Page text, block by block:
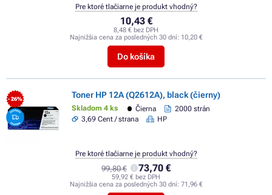
10,43 €
8,48 € bez DPH
Najnižšia cena za posledných 30 dní: 10,20 €
Do košíka
Pre ktoré tlačiarne je produkt vhodný?
- 26% Toner HP 12A (Q2612A), black (čierny)
Skladom 4 ks Čierna
2000 strán
3,69 Cent / strana
HP
99,80 € 73,70 €
59,92 € bez DPH
Najnižšia cena za posledných 30 dní: 71,96 €
Pre ktoré tlačiarne je produkt vhodný?